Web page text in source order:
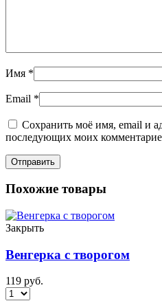
Имя *
Email *
Сохранить моё имя, email и
последующих моих
Похожие товары
Закрыть
Венгерка с творогом
119 руб.